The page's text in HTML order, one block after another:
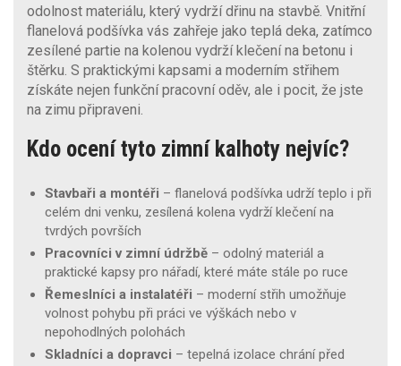
odolnost materiálu, který vydrží dřinu na stavbě. Vnitřní
flanelová podšívka vás zahřeje jako teplá deka, zatímco
zesílené partie na kolenou vydrží klečení na betonu i
štěrku. S praktickými kapsami a moderním střihem
získáte nejen funkční pracovní oděv, ale i pocit, že jste
na zimu připraveni.
Kdo ocení tyto zimní kalhoty nejvíc?
Stavbaři a montéři – flanelová podšívka udrží teplo i při
celém dni venku, zesílená kolena vydrží klečení na
tvrdých površích
Pracovníci v zimní údržbě – odolný materiál a
praktické kapsy pro nářadí, které máte stále po ruce
Řemeslníci a instalatéři – moderní střih umožňuje
volnost pohybu při práci ve výškách nebo v
nepohodlných polohách
Skladníci a dopravci – tepelná izolace chrání před